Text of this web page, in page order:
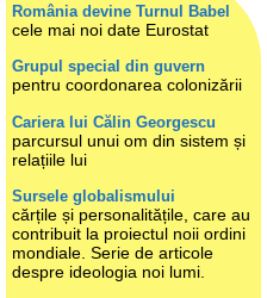
România devine Turnul Babel
cele mai noi date Eurostat
Grupul special din guvern
pentru coordonarea colonizării
Cariera lui Călin Georgescu
parcursul unui om din sistem și
relațiile lui
Sursele globalismului
cărțile și personalitățile, care au
contribuit la proiectul noii ordini
mondiale. Serie de articole
despre ideologia noi lumi.